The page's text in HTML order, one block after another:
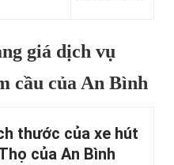
giá dịch vụ
cầu của An Bình
thước của xe hút
của An Bình